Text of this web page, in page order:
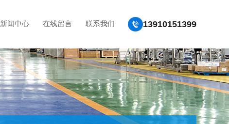
新闻中心 在线留言 联系我们 13910151399